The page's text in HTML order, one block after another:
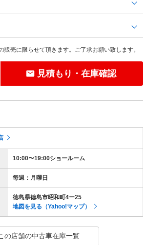
販売に限らせて頂きます。ご了承お願い致します。
見積もり・在庫確認
10:00〜19:00ショールーム
毎週：月曜日
徳島県徳島市昭和町4ー25
地図を見る（Yahoo!マップ）
の店舗の中古車在庫一覧